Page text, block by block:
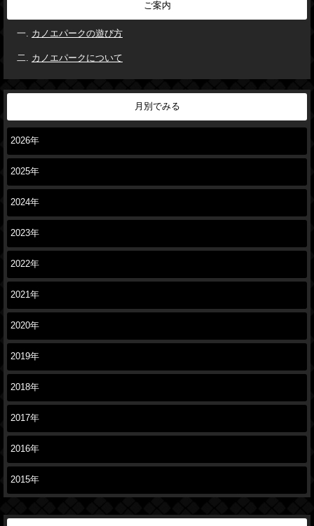
ご案内
カノエパークの遊び方
カノエパークについて
月別でみる
2026年
2025年
2024年
2023年
2022年
2021年
2020年
2019年
2018年
2017年
2016年
2015年